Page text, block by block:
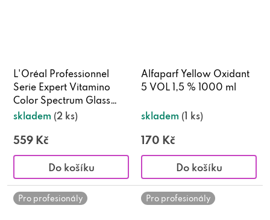
L'Oréal Professionnel
Serie Expert Vitamino
Color Spectrum Glass
Shine sérum 50 ml
skladem (2 ks)
559 Kč
Do košíku
Alfaparf Yellow Oxidant
5 VOL 1,5 % 1000 ml
skladem (1 ks)
170 Kč
Do košíku
Pro profesionály Pro profesionály